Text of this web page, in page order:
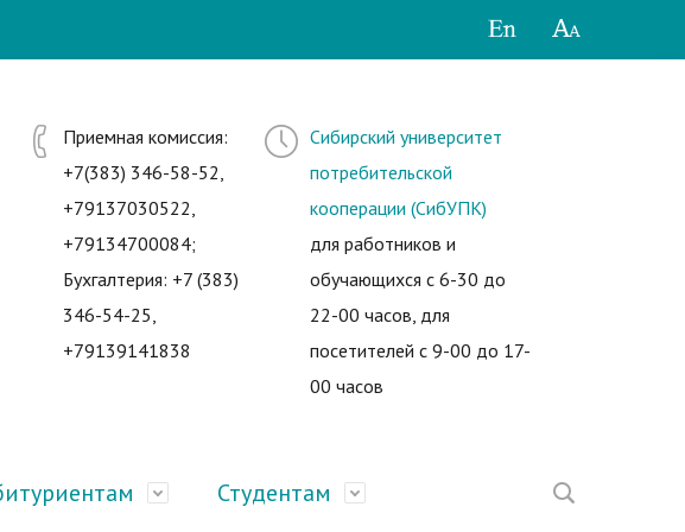
Приемная комиссия:
+7(383) 346-58-52,
+79137030522,
+79134700084;
Бухгалтерия: +7 (383)
346-54-25,
+79139141838
Сибирский университет
потребительской
кооперации (СибУПК)
для работников и
обучающихся с 6-30 до
22-00 часов, для
посетителей с 9-00 до 17-
00 часов
Студентам